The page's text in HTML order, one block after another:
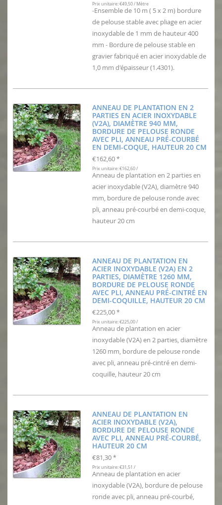
Prix unitaire: €49,50 / Mètre
-Ensemble de 10 m ( 5 x 2 m) bordure
de pelouse stable avec pliage en acier
inoxydable de 1 mm de hauteur 400
mm - Bordure de pelouse stable en
gravier fabriqué en acier inoxydable de
1,0 mm d'épaisseur (1.4301).
ANNEAU DE PLANTATION EN 2
PARTIES EN ACIER INOXYDABLE
(V2A), DIAMÈTRE 940 MM,
BORDURE DE PELOUSE RONDE
AVEC PLI, ANNEAU PRÉ-COURBÉ
EN DEMI-COQUE, HAUTEUR 20 CM
€162,60 *
Prix unitaire: €162,60 /
Anneau de plantation en 2 parties en
acier inoxydable (V2A), diamètre 940
mm, bordure de pelouse ronde avec
pli, anneau pré-courbé en demi-coque,
hauteur 20 cm
ANNEAU DE PLANTATION EN
ACIER INOXYDABLE (V2A) EN 2
PARTIES, DIAMÈTRE 1260 MM,
BORDURE DE PELOUSE RONDE
AVEC PLI, ANNEAU PRÉ-CINTRÉ EN
DEMI-COQUILLE, HAUTEUR 20 CM
€225,00 *
Prix unitaire: €225,00 /
Anneau de plantation en acier
inoxydable (V2A) en 2 parties, diamètre
1260 mm, bordure de pelouse ronde
avec pli, anneau pré-cintré en demi-
coquille, hauteur 20 cm
ANNEAU DE PLANTATION EN
ACIER INOXYDABLE (V2A),
BORDURE DE PELOUSE RONDE
AVEC PLI, ANNEAU PRÉ-COURBÉ,
HAUTEUR 20 CM
€81,30 *
Prix unitaire: €31,51 /
Anneau de plantation en acier
inoxydable (V2A), bordure de pelouse
ronde avec pli, anneau pré-courbé,